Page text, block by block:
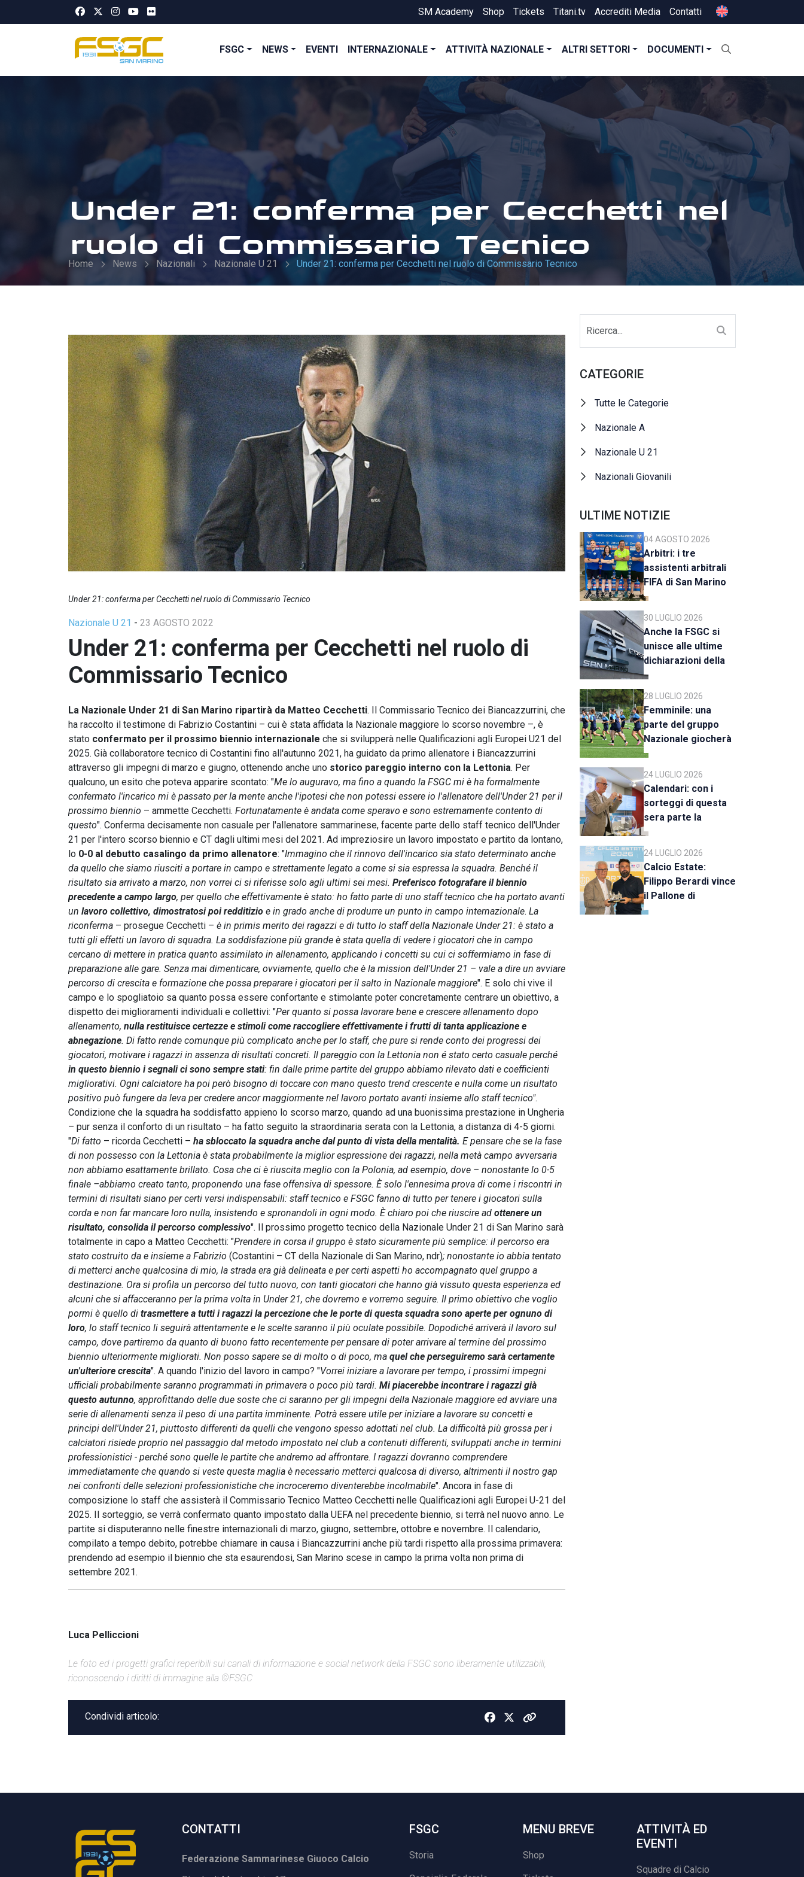
SM Academy Shop Tickets Titani.tv Accrediti Media Contatti
FSGC NEWS EVENTI INTERNAZIONALE ATTIVITÀ NAZIONALE ALTRI SETTORI DOCUMENTI
Under 21: conferma per Cecchetti nel
ruolo di Commissario Tecnico
Home News Nazionali Nazionale U 21 Under 21: conferma per Cecchetti nel ruolo di Commissario Tecnico
Under 21: conferma per Cecchetti nel ruolo di Commissario Tecnico
Nazionale U 21 - 23 AGOSTO 2022
Under 21: conferma per Cecchetti nel ruolo di
Commissario Tecnico
La Nazionale Under 21 di San Marino ripartirà da Matteo Cecchetti. Il Commissario Tecnico dei Biancazzurrini, che
ha raccolto il testimone di Fabrizio Costantini – cui è stata affidata la Nazionale maggiore lo scorso novembre –, è
stato confermato per il prossimo biennio internazionale che si svilupperà nelle Qualificazioni agli Europei U21 del
2025. Già collaboratore tecnico di Costantini fino all'autunno 2021, ha guidato da primo allenatore i Biancazzurrini
attraverso gli impegni di marzo e giugno, ottenendo anche uno storico pareggio interno con la Lettonia. Per
qualcuno, un esito che poteva apparire scontato: "Me lo auguravo, ma fino a quando la FSGC mi è ha formalmente
confermato l'incarico mi è passato per la mente anche l'ipotesi che non potessi essere io l'allenatore dell'Under 21 per il
prossimo biennio – ammette Cecchetti. Fortunatamente è andata come speravo e sono estremamente contento di
questo". Conferma decisamente non casuale per l'allenatore sammarinese, facente parte dello staff tecnico dell'Under
21 per l'intero scorso biennio e CT dagli ultimi mesi del 2021. Ad impreziosire un lavoro impostato e partito da lontano,
lo 0-0 al debutto casalingo da primo allenatore: "Immagino che il rinnovo dell'incarico sia stato determinato anche
da quello che siamo riusciti a portare in campo e strettamente legato a come si sia espressa la squadra. Benché il
risultato sia arrivato a marzo, non vorrei ci si riferisse solo agli ultimi sei mesi. Preferisco fotografare il biennio
precedente a campo largo, per quello che effettivamente è stato: ho fatto parte di uno staff tecnico che ha portato avanti
un lavoro collettivo, dimostratosi poi redditizio e in grado anche di produrre un punto in campo internazionale. La
riconferma – prosegue Cecchetti – è in primis merito dei ragazzi e di tutto lo staff della Nazionale Under 21: è stato a
tutti gli effetti un lavoro di squadra. La soddisfazione più grande è stata quella di vedere i giocatori che in campo
cercano di mettere in pratica quanto assimilato in allenamento, applicando i concetti su cui ci soffermiamo in fase di
preparazione alle gare. Senza mai dimenticare, ovviamente, quello che è la mission dell'Under 21 – vale a dire un avviare
percorso di crescita e formazione che possa preparare i giocatori per il salto in Nazionale maggiore". E solo chi vive il
campo e lo spogliatoio sa quanto possa essere confortante e stimolante poter concretamente centrare un obiettivo, a
dispetto dei miglioramenti individuali e collettivi: "Per quanto si possa lavorare bene e crescere allenamento dopo
allenamento, nulla restituisce certezze e stimoli come raccogliere effettivamente i frutti di tanta applicazione e
abnegazione. Di fatto rende comunque più complicato anche per lo staff, che pure si rende conto dei progressi dei
giocatori, motivare i ragazzi in assenza di risultati concreti. Il pareggio con la Lettonia non é stato certo casuale perché
in questo biennio i segnali ci sono sempre stati: fin dalle prime partite del gruppo abbiamo rilevato dati e coefficienti
migliorativi. Ogni calciatore ha poi però bisogno di toccare con mano questo trend crescente e nulla come un risultato
positivo può fungere da leva per credere ancor maggiormente nel lavoro portato avanti insieme allo staff tecnico".
Condizione che la squadra ha soddisfatto appieno lo scorso marzo, quando ad una buonissima prestazione in Ungheria
– pur senza il conforto di un risultato – ha fatto seguito la straordinaria serata con la Lettonia, a distanza di 4-5 giorni.
"Di fatto – ricorda Cecchetti – ha sbloccato la squadra anche dal punto di vista della mentalità. E pensare che se la fase
di non possesso con la Lettonia è stata probabilmente la miglior espressione dei ragazzi, nella metà campo avversaria
non abbiamo esattamente brillato. Cosa che ci è riuscita meglio con la Polonia, ad esempio, dove – nonostante lo 0-5
finale –abbiamo creato tanto, proponendo una fase offensiva di spessore. È solo l'ennesima prova di come i riscontri in
termini di risultati siano per certi versi indispensabili: staff tecnico e FSGC fanno di tutto per tenere i giocatori sulla
corda e non far mancare loro nulla, insistendo e spronandoli in ogni modo. È chiaro poi che riuscire ad ottenere un
risultato, consolida il percorso complessivo". Il prossimo progetto tecnico della Nazionale Under 21 di San Marino sarà
totalmente in capo a Matteo Cecchetti: "Prendere in corsa il gruppo è stato sicuramente più semplice: il percorso era
stato costruito da e insieme a Fabrizio (Costantini – CT della Nazionale di San Marino, ndr); nonostante io abbia tentato
di metterci anche qualcosina di mio, la strada era già delineata e per certi aspetti ho accompagnato quel gruppo a
destinazione. Ora si profila un percorso del tutto nuovo, con tanti giocatori che hanno già vissuto questa esperienza ed
alcuni che si affacceranno per la prima volta in Under 21, che dovremo e vorremo seguire. Il primo obiettivo che voglio
pormi è quello di trasmettere a tutti i ragazzi la percezione che le porte di questa squadra sono aperte per ognuno di
loro, lo staff tecnico li seguirà attentamente e le scelte saranno il più oculate possibile. Dopodiché arriverà il lavoro sul
campo, dove partiremo da quanto di buono fatto recentemente per pensare di poter arrivare al termine del prossimo
biennio ulteriormente migliorati. Non posso sapere se di molto o di poco, ma quel che perseguiremo sarà certamente
un'ulteriore crescita". A quando l'inizio del lavoro in campo? "Vorrei iniziare a lavorare per tempo, i prossimi impegni
ufficiali probabilmente saranno programmati in primavera o poco più tardi. Mi piacerebbe incontrare i ragazzi già
questo autunno, approfittando delle due soste che ci saranno per gli impegni della Nazionale maggiore ed avviare una
serie di allenamenti senza il peso di una partita imminente. Potrà essere utile per iniziare a lavorare su concetti e
principi dell'Under 21, piuttosto differenti da quelli che vengono spesso adottati nel club. La difficoltà più grossa per i
calciatori risiede proprio nel passaggio dal metodo impostato nel club a contenuti differenti, sviluppati anche in termini
professionistici - perché sono quelle le partite che andremo ad affrontare. I ragazzi dovranno comprendere
immediatamente che quando si veste questa maglia è necessario metterci qualcosa di diverso, altrimenti il nostro gap
nei confronti delle selezioni professionistiche che incroceremo diventerebbe incolmabile". Ancora in fase di
composizione lo staff che assisterà il Commissario Tecnico Matteo Cecchetti nelle Qualificazioni agli Europei U-21 del
2025. Il sorteggio, se verrà confermato quanto impostato dalla UEFA nel precedente biennio, si terrà nel nuovo anno. Le
partite si disputeranno nelle finestre internazionali di marzo, giugno, settembre, ottobre e novembre. Il calendario,
compilato a tempo debito, potrebbe chiamare in causa i Biancazzurrini anche più tardi rispetto alla prossima primavera:
prendendo ad esempio il biennio che sta esaurendosi, San Marino scese in campo la prima volta non prima di
settembre 2021.
Luca Pelliccioni
Le foto ed i progetti grafici reperibili sui canali di informazione e social network della FSGC sono liberamente utilizzabili,
riconoscendo i diritti di immagine alla ©FSGC
Condividi articolo:
CATEGORIE
Tutte le Categorie
Nazionale A
Nazionale U 21
Nazionali Giovanili
ULTIME NOTIZIE
04 AGOSTO 2026
Arbitri: i tre
assistenti arbitrali
FIFA di San Marino
al raduno della CAN
C
30 LUGLIO 2026
Anche la FSGC si
unisce alle ultime
dichiarazioni della
UEFA
28 LUGLIO 2026
Femminile: una
parte del gruppo
Nazionale giocherà
a Rimini
24 LUGLIO 2026
Calendari: con i
sorteggi di questa
sera parte la
stagione 2026-27
24 LUGLIO 2026
Calcio Estate:
Filippo Berardi vince
il Pallone di
Cristallo, al Tre Fiori
CONTATTI
Federazione Sammarinese Giuoco Calcio
FSGC
Storia
MENU BREVE
Shop
ATTIVITÀ ED
EVENTI
Squadre di Calcio